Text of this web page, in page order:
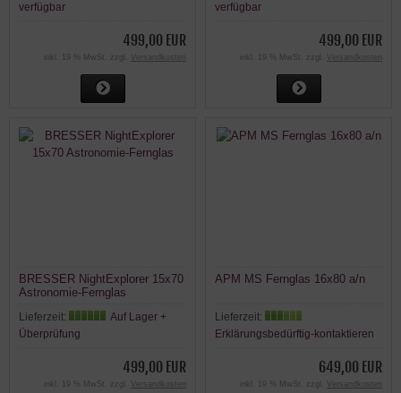
verfügbar
499,00 EUR
inkl. 19 % MwSt. zzgl. Versandkosten
verfügbar
499,00 EUR
inkl. 19 % MwSt. zzgl. Versandkosten
BRESSER NightExplorer 15x70
Astronomie-Fernglas
Lieferzeit:
Auf Lager +
Überprüfung
499,00 EUR
inkl. 19 % MwSt. zzgl. Versandkosten
APM MS Fernglas 16x80 a/n
Lieferzeit:
Erklärungsbedürftig-kontaktieren
649,00 EUR
inkl. 19 % MwSt. zzgl. Versandkosten